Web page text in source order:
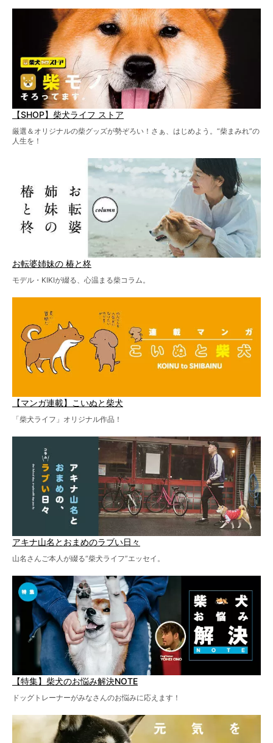
【SHOP】柴犬ライフ ストア
厳選＆オリジナルの柴グッズが勢ぞろい！さぁ、はじめよう。“柴まみれ”の
人生を！
お転婆姉妹の 椿と柊
モデル・KIKIが綴る、心温まる柴コラム。
【マンガ連載】こいぬと柴犬
「柴犬ライフ」オリジナル作品！
アキナ山名とおまめのラブい日々
山名さんご本人が綴る“柴犬ライフ”エッセイ。
【特集】柴犬のお悩み解決NOTE
ドッグトレーナーがみなさんのお悩みに応えます！